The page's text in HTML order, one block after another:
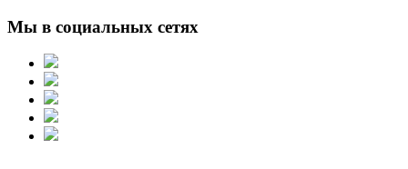
Мы в социальных сетях